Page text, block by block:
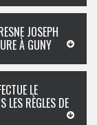
JOSEPH
À GUNY
LE
RÈGLES DE